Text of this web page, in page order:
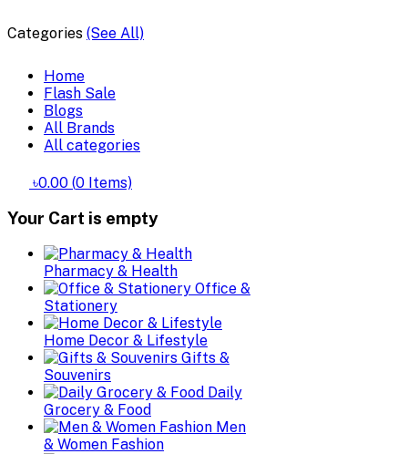
Categories (See All)
Home
Flash Sale
Blogs
All Brands
All categories
৳0.00 (0 Items)
Your Cart is empty
Pharmacy & Health
Office &
Stationery
Home Decor & Lifestyle
Gifts &
Souvenirs
Daily
Grocery & Food
Men
& Women Fashion